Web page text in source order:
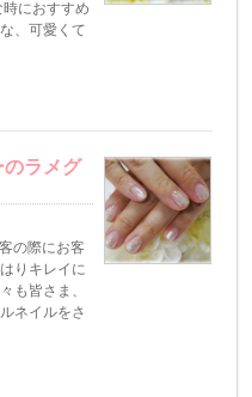
におすすめ
、可愛くて
のラメグ
の際にお客
りキレイに
も皆さま、
ネイルをさ